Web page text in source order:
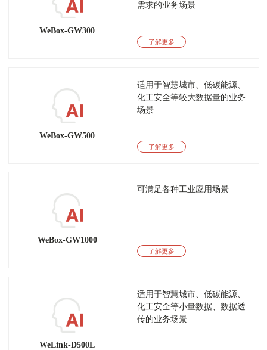
WeBox-GW300
需求的业务场景
了解更多
WeBox-GW500
适用于智慧城市、低碳能源、
化工安全等较大数据量的业务
场景
了解更多
WeBox-GW1000
可满足各种工业应用场景
了解更多
WeLink-D500L
适用于智慧城市、低碳能源、
化工安全等小量数据、数据透
传的业务场景